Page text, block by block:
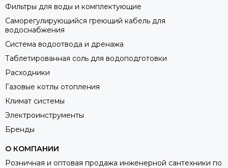
Фильтры для воды и комплектующие
Саморегулирующийся греющий кабель для
водоснабжения
Система водоотвода и дренажа
Таблетированная соль для водоподготовки
Расходники
Газовые котлы отопления
Климат системы
Электроинструменты
Бренды
О КОМПАНИИ
Розничная и оптовая продажа инженерной сантехники по